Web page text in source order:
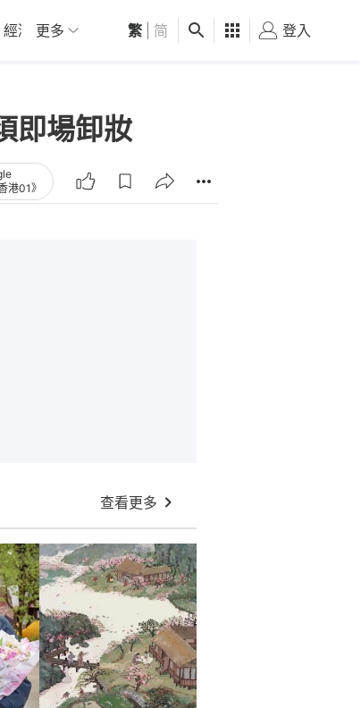
經濟 01深圳 觀點 健康 好食玩飛
更多 繁 简 登入
即場卸妝
港01》
查看更多